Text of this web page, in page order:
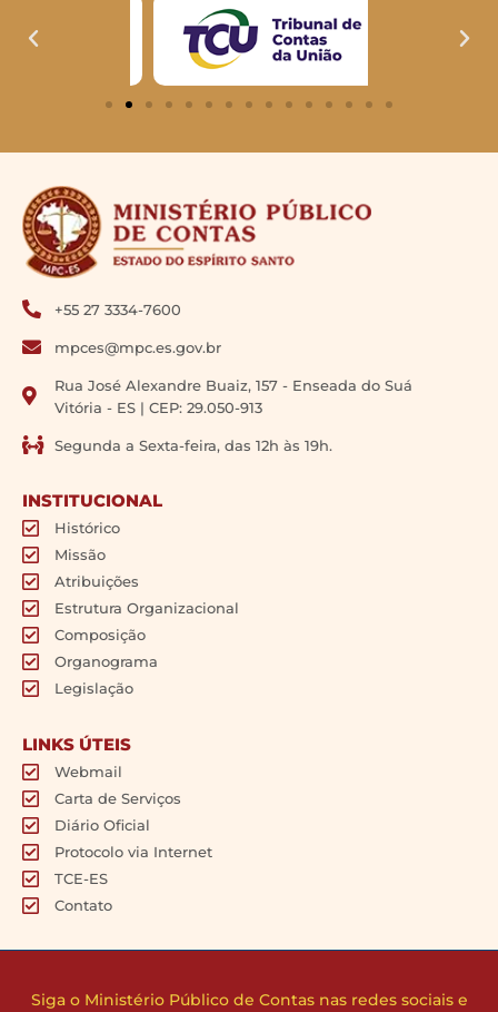
+55 27 3334-7600
mpces@mpc.es.gov.br
Rua José Alexandre Buaiz, 157 - Enseada do Suá
Vitória - ES | CEP: 29.050-913
Segunda a Sexta-feira, das 12h às 19h.
INSTITUCIONAL
Histórico
Missão
Atribuições
Estrutura Organizacional
Composição
Organograma
Legislação
LINKS ÚTEIS
Webmail
Carta de Serviços
Diário Oficial
Protocolo via Internet
TCE-ES
Contato
Siga o Ministério Público de Contas nas redes sociais e